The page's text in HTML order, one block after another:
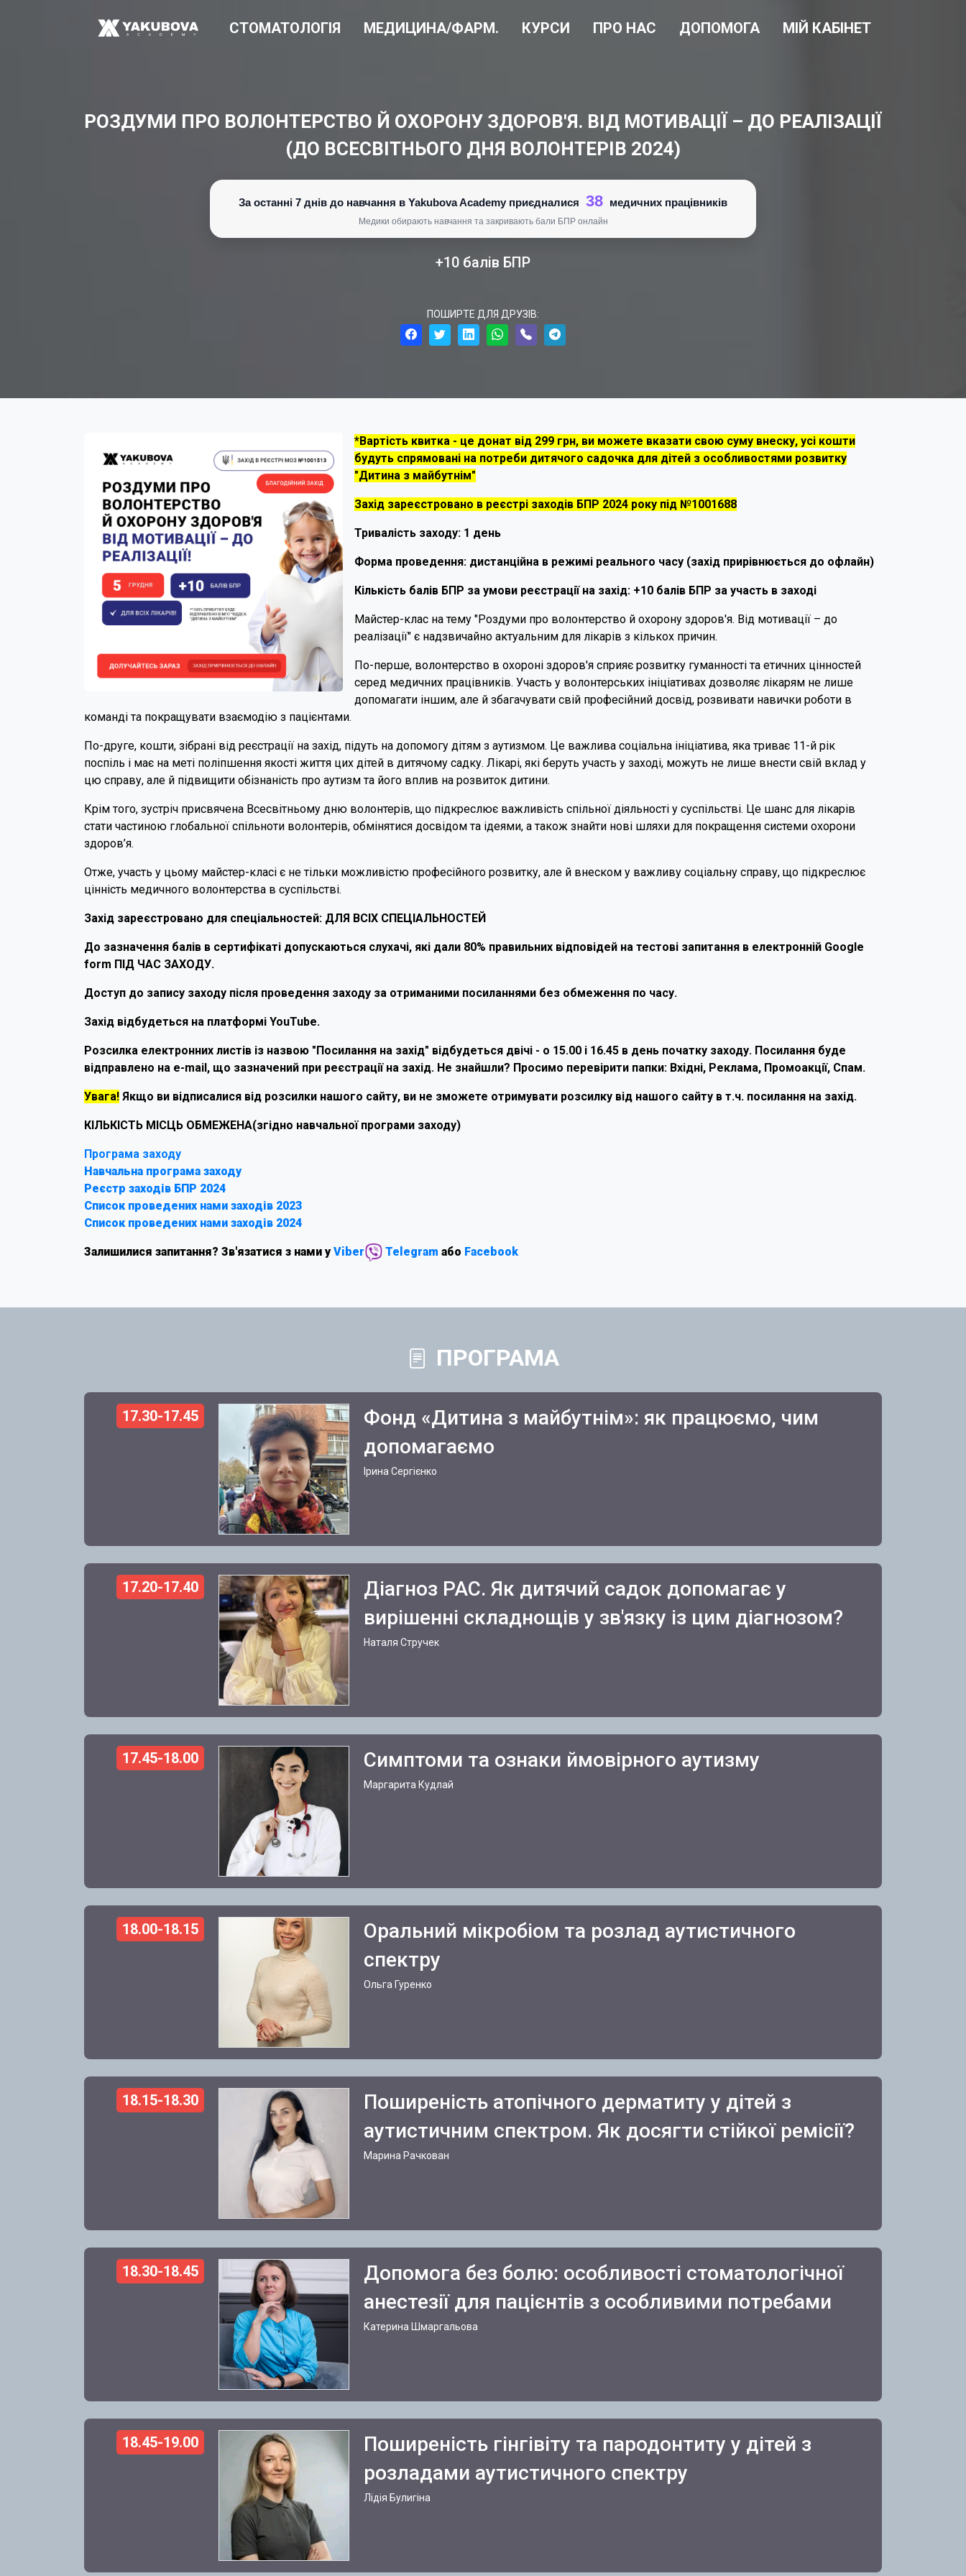
СТОМАТОЛОГІЯ МЕДИЦИНА/ФАРМ. КУРСИ ПРО НАС ДОПОМОГА МІЙ КАБІНЕТ
РОЗДУМИ ПРО ВОЛОНТЕРСТВО Й ОХОРОНУ ЗДОРОВ'Я. ВІД МОТИВАЦІЇ – ДО РЕАЛІЗАЦІЇ
(ДО ВСЕСВІТНЬОГО ДНЯ ВОЛОНТЕРІВ 2024)
За останні 7 днів до навчання в Yakubova Academy приєдналися 38 медичних працівників
Медики обирають навчання та закривають бали БПР онлайн
+10 балів БПР
ПОШИРТЕ ДЛЯ ДРУЗІВ:
*Вартість квитка - це донат від 299 грн, ви можете вказати свою суму внеску, усі кошти
будуть спрямовані на потреби дитячого садочка для дітей з особливостями розвитку
"Дитина з майбутнім"
Захід зареєстровано в реєстрі заходів БПР 2024 року під №1001688
Тривалість заходу: 1 день
Форма проведення: дистанційна в режимі реального часу (захід прирівнюється до офлайн)
Кількість балів БПР за умови реєстрації на захід: +10 балів БПР за участь в заході
Майстер-клас на тему "Роздуми про волонтерство й охорону здоров'я. Від мотивації – до
реалізації" є надзвичайно актуальним для лікарів з кількох причин.
По-перше, волонтерство в охороні здоров'я сприяє розвитку гуманності та етичних цінностей
серед медичних працівників. Участь у волонтерських ініціативах дозволяє лікарям не лише
допомагати іншим, але й збагачувати свій професійний досвід, розвивати навички роботи в
команді та покращувати взаємодію з пацієнтами.
По-друге, кошти, зібрані від реєстрації на захід, підуть на допомогу дітям з аутизмом. Це важлива соціальна ініціатива, яка триває 11-й рік
поспіль і має на меті поліпшення якості життя цих дітей в дитячому садку. Лікарі, які беруть участь у заході, можуть не лише внести свій вклад у
цю справу, але й підвищити обізнаність про аутизм та його вплив на розвиток дитини.
Крім того, зустріч присвячена Всесвітньому дню волонтерів, що підкреслює важливість спільної діяльності у суспільстві. Це шанс для лікарів
стати частиною глобальної спільноти волонтерів, обмінятися досвідом та ідеями, а також знайти нові шляхи для покращення системи охорони
здоров’я.
Отже, участь у цьому майстер-класі є не тільки можливістю професійного розвитку, але й внеском у важливу соціальну справу, що підкреслює
цінність медичного волонтерства в суспільстві.
Захід зареєстровано для спеціальностей: ДЛЯ ВСІХ СПЕЦІАЛЬНОСТЕЙ
До зазначення балів в сертифікаті допускаються слухачі, які дали 80% правильних відповідей на тестові запитання в електронній Google
form ПІД ЧАС ЗАХОДУ.
Доступ до запису заходу після проведення заходу за отриманими посиланнями без обмеження по часу.
Захід відбудеться на платформі YouTube.
Розсилка електронних листів із назвою "Посилання на захід" відбудеться двічі - о 15.00 і 16.45 в день початку заходу. Посилання буде
відправлено на e-mail, що зазначений при реєстрації на захід. Не знайшли? Просимо перевірити папки: Вхідні, Реклама, Промоакції, Спам.
Увага! Якщо ви відписалися від розсилки нашого сайту, ви не зможете отримувати розсилку від нашого сайту в т.ч. посилання на захід.
КІЛЬКІСТЬ МІСЦЬ ОБМЕЖЕНА(згідно навчальної програми заходу)
Програма заходу
Навчальна програма заходу
Реєстр заходів БПР 2024
Список проведених нами заходів 2023
Список проведених нами заходів 2024
Залишилися запитання? Зв'язатися з нами уViber Telegram або Facebook
ПРОГРАМА
17.30-17.45
Фонд «Дитина з майбутнім»: як працюємо, чим
допомагаємо
Ірина Сергієнко
17.20-17.40
Діагноз РАС. Як дитячий садок допомагає у
вирішенні складнощів у зв'язку із цим діагнозом?
Наталя Стручек
17.45-18.00 Симптоми та ознаки ймовірного аутизму
Маргарита Кудлай
18.00-18.15
Оральний мікробіом та розлад аутистичного
спектру
Ольга Гуренко
18.15-18.30
Поширеність атопічного дерматиту у дітей з
аутистичним спектром. Як досягти стійкої ремісії?
Марина Рачкован
18.30-18.45
Допомога без болю: особливості стоматологічної
анестезії для пацієнтів з особливими потребами
Катерина Шмаргальова
18.45-19.00
Поширеність гінгівіту та пародонтиту у дітей з
розладами аутистичного спектру
Лідія Булигіна